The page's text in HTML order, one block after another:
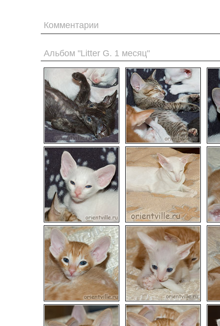
Комментарии
Альбом "Litter G. 1 месяц"